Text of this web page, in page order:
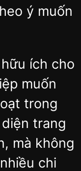
ý muốn
ích cho
muốn
trong
trang
mà không
chi